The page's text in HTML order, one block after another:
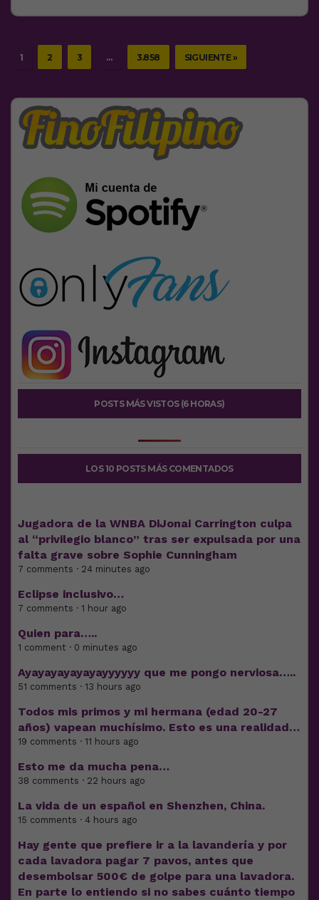
1 2 3 … 3.858 SIGUIENTE »
POSTS MÁS VISTOS (6 HORAS)
LOS 10 POSTS MÁS COMENTADOS
Jugadora de la WNBA DiJonai Carrington culpa
al “privilegio blanco” tras ser expulsada por una
falta grave sobre Sophie Cunningham
7 comments · 24 minutes ago
Eclipse inclusivo…
7 comments · 1 hour ago
Quien para…..
1 comment · 0 minutes ago
Ayayayayayayayyyyyy que me pongo nerviosa…..
51 comments · 13 hours ago
Todos mis primos y mi hermana (edad 20-27
años) vapean muchísimo. Esto es una realidad…
19 comments · 11 hours ago
Esto me da mucha pena…
38 comments · 22 hours ago
La vida de un español en Shenzhen, China.
15 comments · 4 hours ago
Hay gente que prefiere ir a la lavandería y por
cada lavadora pagar 7 pavos, antes que
desembolsar 500€ de golpe para una lavadora.
En parte lo entiendo si no sabes cuánto tiempo